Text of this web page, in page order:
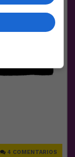
4 COMENTARIOS